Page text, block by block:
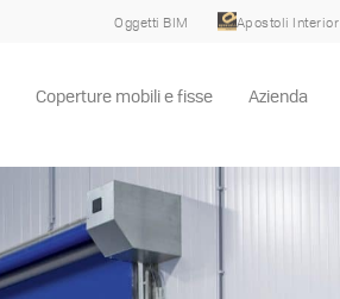
Oggetti BIM Apostoli Interior
Coperture mobili e fisse Azienda